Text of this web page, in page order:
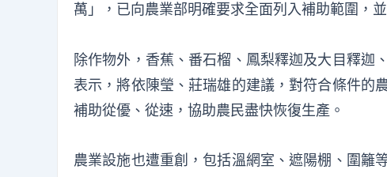
萬」，已向農業部明確要求全面列入補助範圍，
除作物外，香蕉、番石榴、鳳梨釋迦及大目釋迦
表示，將依陳瑩、莊瑞雄的建議，對符合條件的
補助從優、從速，協助農民盡快恢復生產。
農業設施也遭重創，包括溫網室、遮陽棚、圍籬